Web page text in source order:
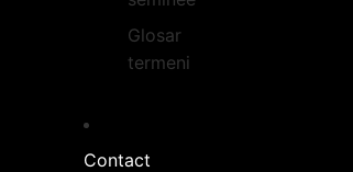
Glosar
termeni
Contact